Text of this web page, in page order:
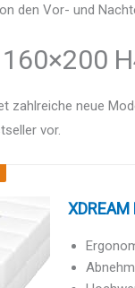
den Vor- und
zahlreiche neue
vor.